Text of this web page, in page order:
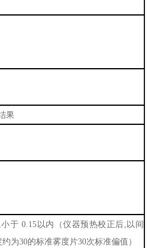
果
小于0.15 以内（仪器预热校正后 以间
约为30的标准雾度片30次标准偏值）